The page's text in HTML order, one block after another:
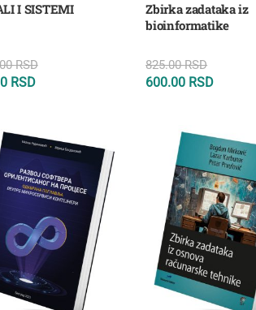
I SISTEMI
RSD
RSD
Zbirka zadataka iz
bioinformatike
825.00RSD
600.00 RSD